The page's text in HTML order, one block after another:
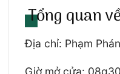
Tổng quan
Địa chỉ: Phạm
Giờ mở cửa: